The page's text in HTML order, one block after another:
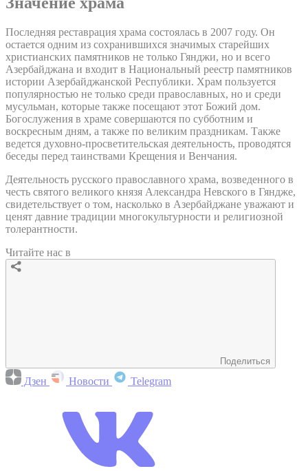
Последняя реставрация храма состоялась в 2007 году. Он
остается одним из сохранившихся значимых старейших
христианских памятников не только Гянджи, но и всего
Азербайджана и входит в Национальный реестр памятников
истории Азербайджанской Республики. Храм пользуется
популярностью не только среди православных, но и среди
мусульман, которые также посещают этот Божий дом.
Богослужения в храме совершаются по субботним и
воскресным дням, а также по великим праздникам. Также
ведется духовно-просветительская деятельность, проводятся
беседы перед таинствами Крещения и Венчания.
Деятельность русского православного храма, возведенного в
честь святого великого князя Александра Невского в Гяндже,
свидетельствует о том, насколько в Азербайджане уважают и
ценят давние традиции многокультурности и религиозной
толерантности.
Читайте нас в
Поделиться
Дзен Новости Telegram